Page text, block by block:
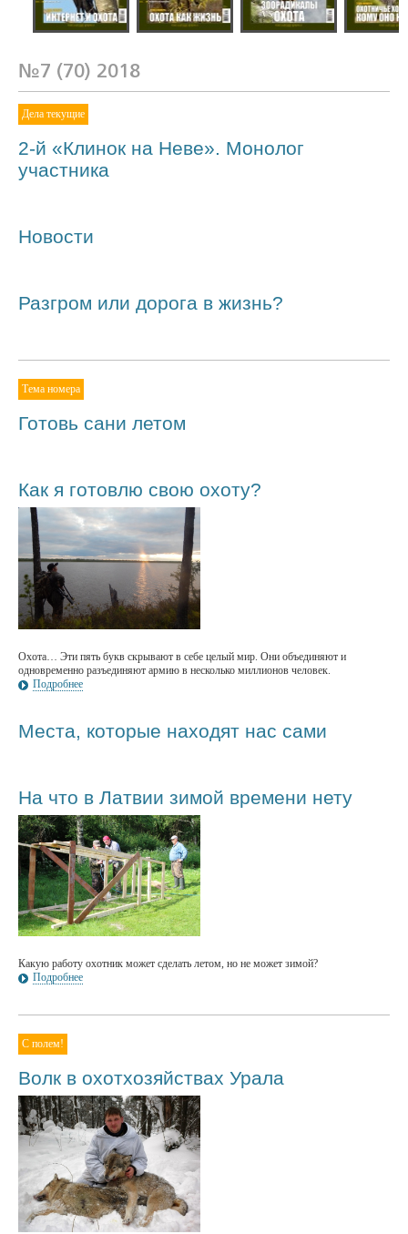
№7 (70) 2018
Дела текущие
2-й «Клинок на Неве». Монолог
участника
Новости
Разгром или дорога в жизнь?
Тема номера
Готовь сани летом
Как я готовлю свою охоту?
Охота… Эти пять букв скрывают в себе целый мир. Они объединяют и
одновременно разъединяют армию в несколько миллионов человек.
Подробнее
Места, которые находят нас сами
На что в Латвии зимой времени нету
Какую работу охотник может сделать летом, но не может зимой?
Подробнее
С полем!
Волк в охотхозяйствах Урала